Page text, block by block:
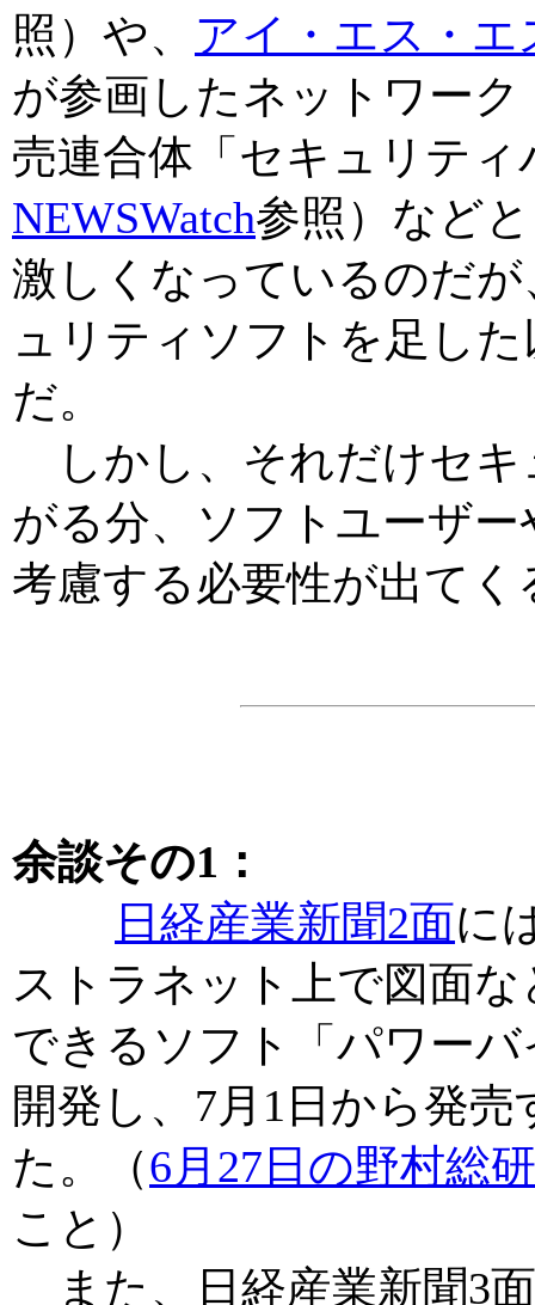
照）や、 アイ・エス・エ
が参画したネットワー
売連合体「セキュリテ
NEWSWatch参照）など
激しくなっているのだ
ュリティソフトを足し
だ。
しかし、それだけセキ
がる分、ソフトユーザ
考慮する必要性が出て
余談その1：
日経産業新聞2面に
ストラネット上で図面
できるソフト「パワー
開発し、7月1日から発
た。（6月27日の野村総
こと）
また、日経産業新聞3